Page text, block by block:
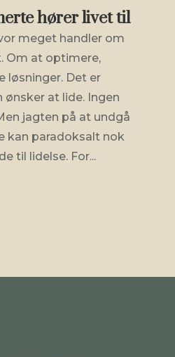
hører livet til
meget handler om
Om at optimere,
løsninger. Det er
at lide. Ingen
jagten på at undgå
kan paradoksalt nok
til lidelse. For...